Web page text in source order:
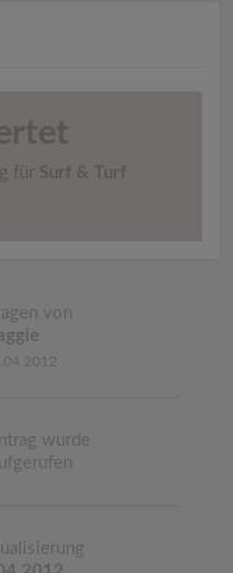
für Surf & Turf
von
wurde